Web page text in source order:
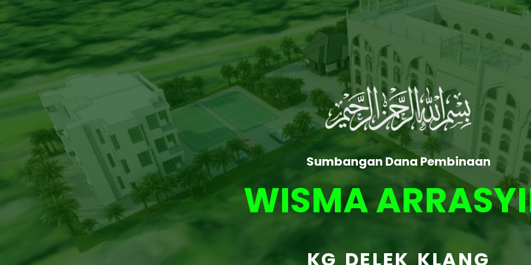
Sumbangan Dana Pembinaan
WISMA
KG DELEK KLANG